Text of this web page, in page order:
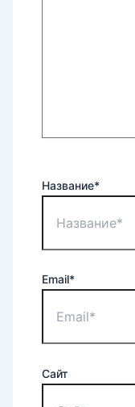
Название*
Email*
Сайт